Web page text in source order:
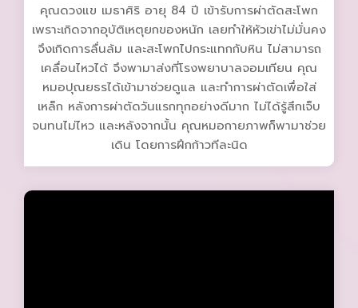
คุณดวงแข เมธาศิริ อายุ 84 ปี เข้ารับการผ่าตัดสะโพก
เพราะเกิดจากอุบัติเหตุยกของหนัก เลยทำให้หัวเข่าไม่มั่นคง
จึงเกิดการลื่นล้ม และสะโพกไปกระแทกกับหิน ไม่สามารถ
เคลื่อนไหวได้ จึงพามาส่งที่โรงพยาบาลจอมเทียน คุณ
หมอปุณยธรได้เข้ามาช่วยดูแล และทำการผ่าตัดเพื่อใส่
เหล็ก หลังการผ่าตัดวันแรกทุกอย่างดีมาก ไม่ได้รู้สึกเจ็บ
จนทนไม่ไหว และหลังจากนั้น คุณหมอกายภาพก็พามาช่วย
เดิน โดยการฝึกก้าวทีละนิด